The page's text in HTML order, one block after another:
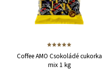
Coffee AMO Csokoládé cukorka
mix 1 kg